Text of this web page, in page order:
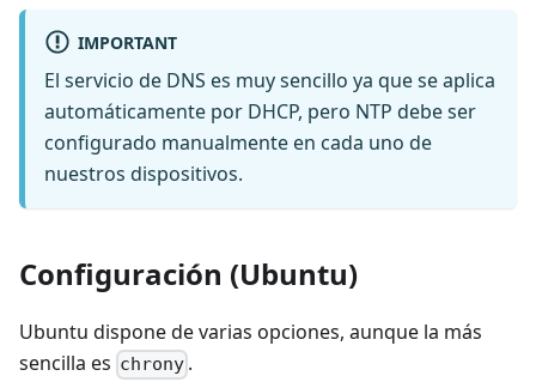
IMPORTANT
El servicio de DNS es muy sencillo ya que se aplica
automáticamente por DHCP, pero NTP debe ser
configurado manualmente en cada uno de
nuestros dispositivos.
Configuración (Ubuntu)
Ubuntu dispone de varias opciones, aunque la más
sencilla es chrony .